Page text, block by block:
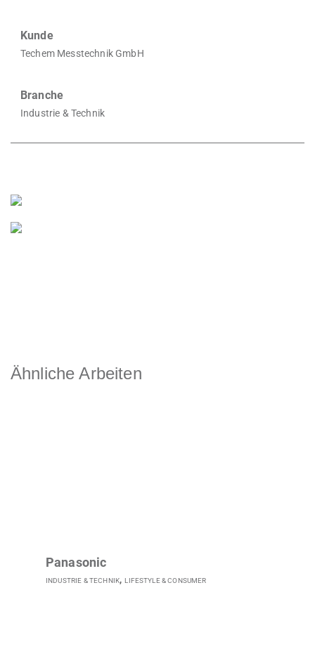
Kunde
Techem Messtechnik GmbH
Branche
Industrie & Technik
Ähnliche Arbeiten
Panasonic
INDUSTRIE & TECHNIK,LIFESTYLE & CONSUMER